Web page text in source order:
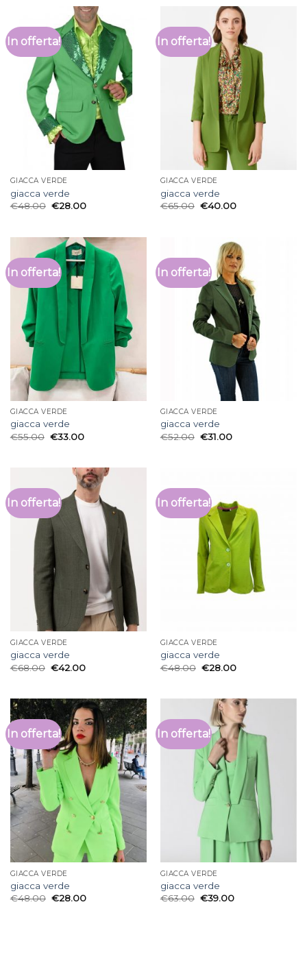
In offerta!
GIACCA VERDE
giacca verde
€48.00 €28.00
In offerta!
GIACCA VERDE
giacca verde
€65.00 €40.00
In offerta!
GIACCA VERDE
giacca verde
€55.00 €33.00
In offerta!
GIACCA VERDE
giacca verde
€52.00 €31.00
In offerta!
GIACCA VERDE
giacca verde
€68.00 €42.00
In offerta!
GIACCA VERDE
giacca verde
€48.00 €28.00
In offerta!
GIACCA VERDE
giacca verde
€48.00 €28.00
In offerta!
GIACCA VERDE
giacca verde
€63.00 €39.00